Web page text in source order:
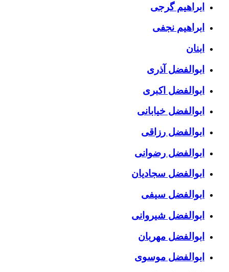
ابراهیم گرجی
ابراهیم نجفی
ابنان
ابوالفضل آذری
ابوالفضل اکبری
ابوالفضل خیابانی
ابوالفضل رزاقی
ابوالفضل رضوانی
ابوالفضل سجادیان
ابوالفضل سیفی
ابوالفضل شیروانی
ابوالفضل مهربان
ابوالفضل موسوی